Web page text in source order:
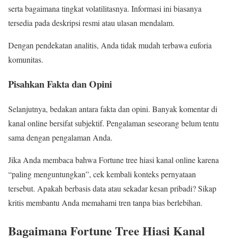
serta bagaimana tingkat volatilitasnya. Informasi ini biasanya
tersedia pada deskripsi resmi atau ulasan mendalam.
Dengan pendekatan analitis, Anda tidak mudah terbawa euforia
komunitas.
Pisahkan Fakta dan Opini
Selanjutnya, bedakan antara fakta dan opini. Banyak komentar di
kanal online bersifat subjektif. Pengalaman seseorang belum tentu
sama dengan pengalaman Anda.
Jika Anda membaca bahwa Fortune tree hiasi kanal online karena
“paling menguntungkan”, cek kembali konteks pernyataan
tersebut. Apakah berbasis data atau sekadar kesan pribadi? Sikap
kritis membantu Anda memahami tren tanpa bias berlebihan.
Bagaimana Fortune Tree Hiasi Kanal